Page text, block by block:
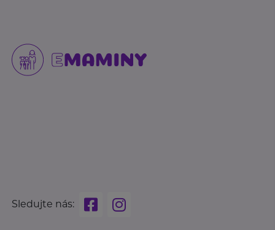
Sledujte nás: